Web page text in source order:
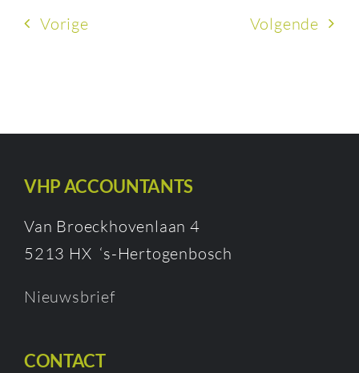
Vorige Volgende
VHP ACCOUNTANTS
Van Broeckhovenlaan 4
5213 HX ‘s-Hertogenbosch
Nieuwsbrief
CONTACT